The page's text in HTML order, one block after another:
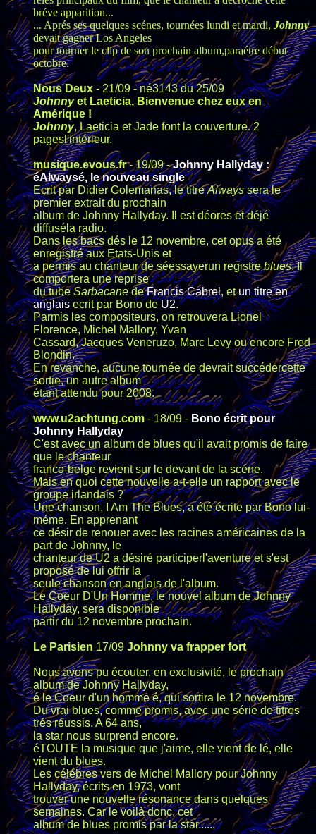
bréve apparition...
... Aprés ses quelques scénes, tournées lundi et mardi,Johnny
devait gagner Los Angeles
pour tourner le clip de son prochain album,paraétre début
octobre.
Nous Deux- 21/09 - né3143 du 25/09
Johnnyet Laeticia, Bienvenue chez eux en
Amérique !
Johnny, Laeticia et Jade font la couverture. 2
pagesl'intérieur.
musique.evous.fr- 19/09 -Johnny Hallyday :
éAlwaysé, le nouveau single
Ecrit par Didier Golemanas, le titreAlwayssera le
premier extrait du prochain
album de Johnny Hallyday. Il est déores et déjé
diffuséla radio.
Dans les bacs dés le 12 novembre, cet opus a été
enregistré aux Etats-Unis et
a permis au chanteur de séessayerun registreblues. Il
comportera une reprise
du tubeSarbacane deFrancis Cabrel, etun titre en
anglaisecrit par Bono de U2.
Parmis les compositeurs, on retrouvera Lionel
Florence, Michel Mallory, Yvan
Cassard, Jacques Veneruzo, Marc Levy ou encore Fred
Blondin.
En revanche, aucune tournée de devrait succédercette
sortie, un autre album
étant attendu pour 2008.
www.u2achtung.com- 18/09 - Bono écrit pour
Johnny Hallyday
C'est avec un album de blues qu'il avait promis de faire
que le chanteur
franco-belge revient sur le devant de la scéne.
Mais en quoi cette nouvelle a-t-elle un rapport avec le
groupe irlandais ?
Une chanson, I Am The Blues, a été écrite par Bono lui-
méme. En apprenant
ce désir de renouer avec les racines américaines de la
part de Johnny, le
chanteur de U2 a désiré participerl'aventure et s'est
proposé de lui offrir la
seule chanson en anglais de l'album.
Le Coeur D'Un Homme, le nouvel album de Johnny
Hallyday, sera disponible
partir du 12 novembre prochain.
Le Parisien17/09Johnny va frapper fort
Nous avons pu écouter, en exclusivité, le prochain
album de Johnny Hallyday,
é le Coeur d'un homme é, qui sortira le 12 novembre.
Du vrai blues, comme promis, avec une série de titres
trés réussis. A 64 ans,
la star nous surprend encore.
éTOUTE la musique que j'aime, elle vient de lé, elle
vient du blues.
Les célébres vers de Michel Mallory pour Johnny
Hallyday, écrits en 1973, vont
trouver une nouvelle résonance dans quelques
semaines. Car le voilà donc, cet
album de blues promis par la star......